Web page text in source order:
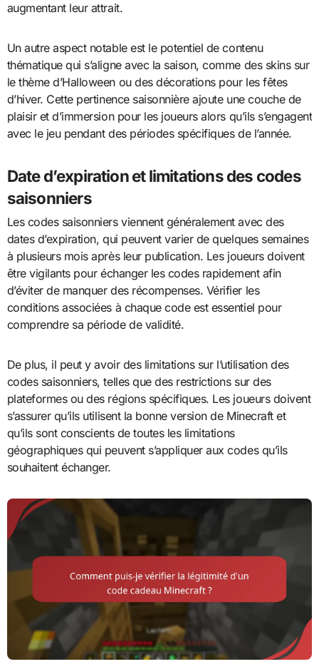
augmentant leur attrait.
Un autre aspect notable est le potentiel de contenu
thématique qui s’aligne avec la saison, comme des skins sur
le thème d’Halloween ou des décorations pour les fêtes
d’hiver. Cette pertinence saisonnière ajoute une couche de
plaisir et d’immersion pour les joueurs alors qu’ils s’engagent
avec le jeu pendant des périodes spécifiques de l’année.
Date d’expiration et limitations des codes
saisonniers
Les codes saisonniers viennent généralement avec des
dates d’expiration, qui peuvent varier de quelques semaines
à plusieurs mois après leur publication. Les joueurs doivent
être vigilants pour échanger les codes rapidement afin
d’éviter de manquer des récompenses. Vérifier les
conditions associées à chaque code est essentiel pour
comprendre sa période de validité.
De plus, il peut y avoir des limitations sur l’utilisation des
codes saisonniers, telles que des restrictions sur des
plateformes ou des régions spécifiques. Les joueurs doivent
s’assurer qu’ils utilisent la bonne version de Minecraft et
qu’ils sont conscients de toutes les limitations
géographiques qui peuvent s’appliquer aux codes qu’ils
souhaitent échanger.